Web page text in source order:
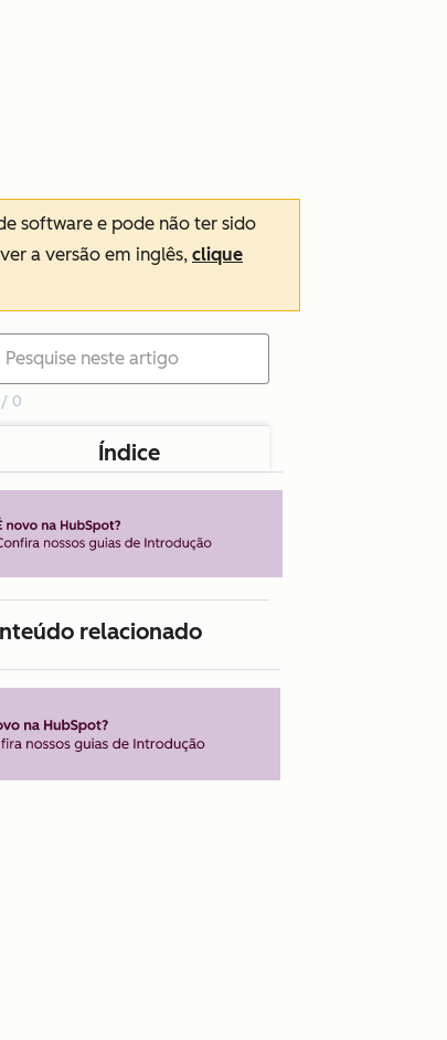
software e pode não ter sido
a versão em inglês, clique
0
Índice
relacionado